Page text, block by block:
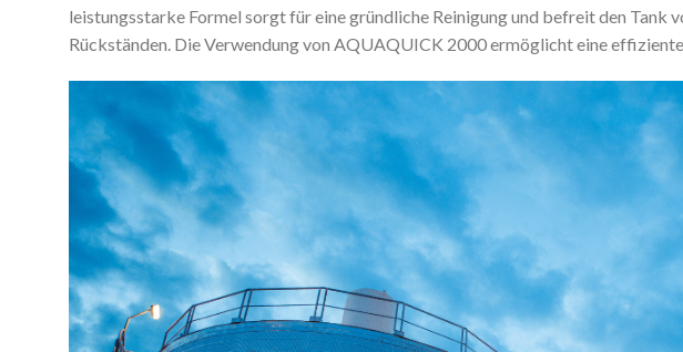
leistungsstarke Formel sorgt für eine gründliche Reinigung und befreit den Tank
Rückständen. Die Verwendung von AQUAQUICK 2000 ermöglicht eine